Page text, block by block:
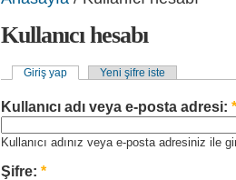
Kullanıcı hesabı
Giriş yap Yeni şifre iste
Kullanıcı adı veya e-posta adresi: *
Kullanıcı adınız veya e-posta adresiniz ile
Şifre: *